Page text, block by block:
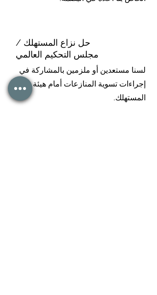
حل نزاع المستهلك /
مجلس التحكيم العالمي
لسنا مستعدين أو ملزمين بالمشاركة في
إجراءات تسوية المنازعات أمام هيئة تحكيم
المستهلك.